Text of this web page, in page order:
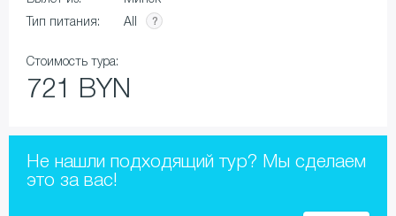
Тип питания:
All
Стоимость тура:
721 BYN
Не нашли подходящий тур? Мы сделаем
это за вас!